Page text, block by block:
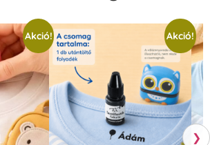
Akció! Akció!
❯